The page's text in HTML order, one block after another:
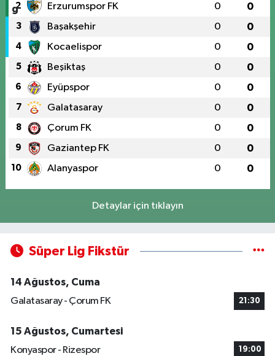
2 Erzurumspor FK 0 0
3 Başakşehir 0 0
4 Kocaelispor 0 0
5 Beşiktaş 0 0
6 Eyüpspor 0 0
7 Galatasaray 0 0
8 Çorum FK 0 0
9 Gaziantep FK 0 0
10 Alanyaspor 0 0
Detaylar için tıklayın
Süper Lig Fikstür
14 Ağustos, Cuma
Galatasaray - Çorum FK
21:30
15 Ağustos, Cumartesi
Konyaspor - Rizespor
19:00